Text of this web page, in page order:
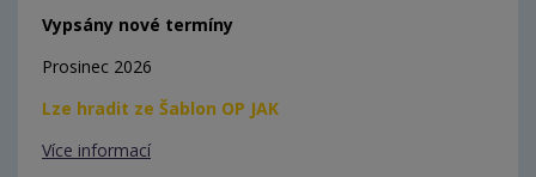
Vypsány nové termíny
Prosinec 2026
Lze hradit ze Šablon OP JAK
Více informací